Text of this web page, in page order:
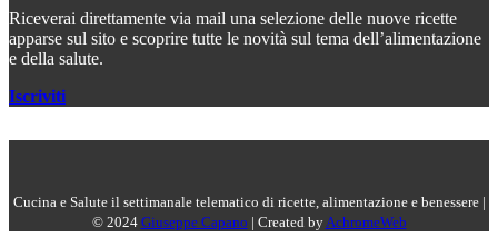
Riceverai direttamente via mail una selezione delle nuove ricette
apparse sul sito e scoprire tutte le novità sul tema dell’alimentazione
e della salute.
Iscriviti
Cucina e Salute il settimanale telematico di ricette, alimentazione e benessere |
© 2024 Giuseppe Capano | Created by AchromeWeb